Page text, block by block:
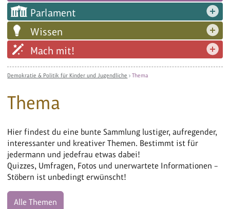
Parlament
Wissen
Mach mit!
Demokratie & Politik für Kinder und Jugendliche ›Thema
Thema
Hier findest du eine bunte Sammlung lustiger, aufregender,
interessanter und kreativer Themen. Bestimmt ist für
jedermann und jedefrau etwas dabei!
Quizzes, Umfragen, Fotos und unerwartete Informationen –
Stöbern ist unbedingt erwünscht!
Alle Themen